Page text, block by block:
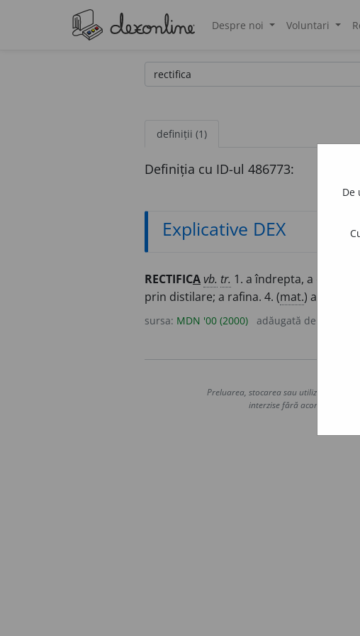
Despre noi Voluntari
definiții (1)
Definiția cu ID-ul 486773:
Explicative DEX
RECTIFICAvb. tr. 1. a îndrepta, a
prin distilare; a rafina. 4. (mat.) a
sursa: MDN '00 (2000) adăugată de
Preluarea, stocarea sau utilizarea
interzise fără acordul nostru
De